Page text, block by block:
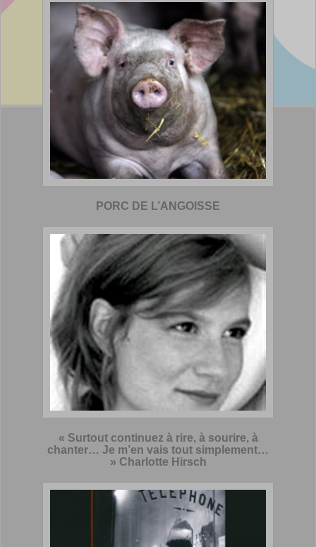
PORC DE L’ANGOISSE
« Surtout continuez à rire, à sourire, à
chanter… Je m’en vais tout simplement…
» Charlotte Hirsch